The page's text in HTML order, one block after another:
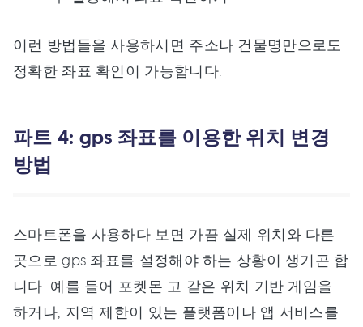
이런 방법들을 사용하시면 주소나 건물명만으로도
정확한 좌표 확인이 가능합니다.
파트 4: gps 좌표를 이용한 위치 변경
방법
스마트폰을 사용하다 보면 가끔 실제 위치와 다른
곳으로 gps 좌표를 설정해야 하는 상황이 생기곤 합
니다. 예를 들어 포켓몬 고 같은 위치 기반 게임을
하거나, 지역 제한이 있는 플랫폼이나 앱 서비스를